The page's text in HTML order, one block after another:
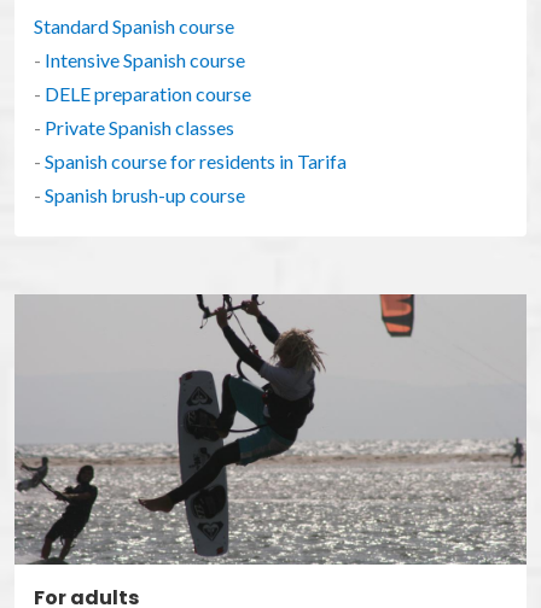
Standard Spanish course
- Intensive Spanish course
- DELE preparation course
- Private Spanish classes
- Spanish course for residents in Tarifa
- Spanish brush-up course
For adults